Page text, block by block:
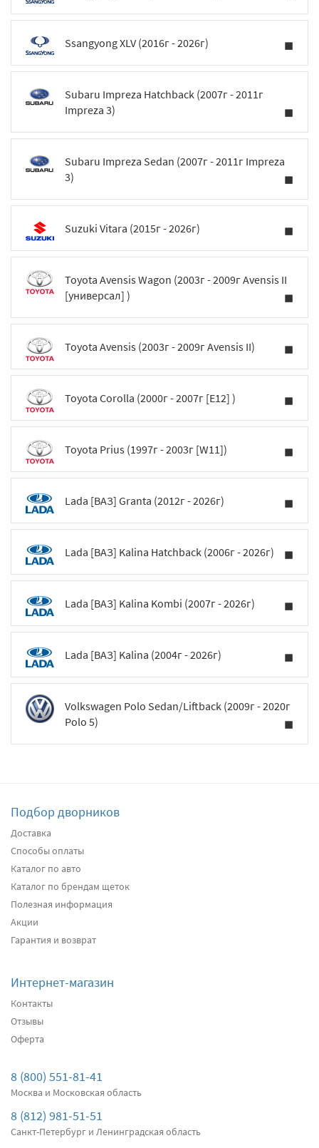
Ssangyong XLV (2016г - 2026г)
Subaru Impreza Hatchback (2007г - 2011г
Impreza 3)
Subaru Impreza Sedan (2007г - 2011г Impreza
3)
Suzuki Vitara (2015г - 2026г)
Toyota Avensis Wagon (2003г - 2009г Avensis II
[универсал] )
Toyota Avensis (2003г - 2009г Avensis II)
Toyota Corolla (2000г - 2007г [E12] )
Toyota Prius (1997г - 2003г [W11])
Lada [ВАЗ] Granta (2012г - 2026г)
Lada [ВАЗ] Kalina Hatchback (2006г - 2026г)
Lada [ВАЗ] Kalina Kombi (2007г - 2026г)
Lada [ВАЗ] Kalina (2004г - 2026г)
Volkswagen Polo Sedan/Liftback (2009г - 2020г
Polo 5)
Подбор дворников
Доставка
Способы оплаты
Каталог по авто
Каталог по брендам щеток
Полезная информация
Акции
Гарантия и возврат
Интернет-магазин
Контакты
Отзывы
Оферта
8 (800) 551-81-41
Москва и Московская область
8 (812) 981-51-51
Санкт-Петербург и Ленинградская область